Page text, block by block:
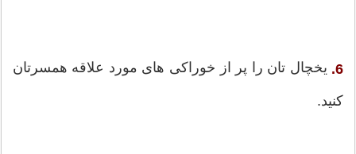
6. یخچال تان را پر از خوراکی های مورد علاقه همسرتان
کنید.